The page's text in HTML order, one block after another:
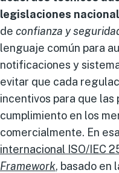
legislaciones
de confianza y
lenguaje común para
notificaciones y
evitar que cada
incentivos para que
cumplimiento en los
comercialmente. En
internacional ISO/IEC
Framework, basado en